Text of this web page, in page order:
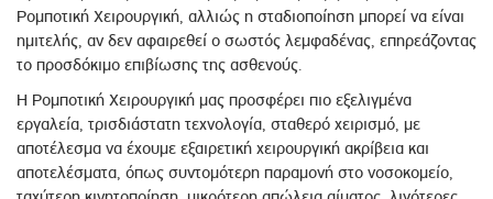
Ρομποτική Χειρουργική, αλλιώς η σταδιοποίηση μπορεί να είναι
ημιτελής, αν δεν αφαιρεθεί ο σωστός λεμφαδένας, επηρεάζοντας
το προσδόκιμο επιβίωσης της ασθενούς.
Η Ρομποτική Χειρουργική μας προσφέρει πιο εξελιγμένα
εργαλεία, τρισδιάστατη τεχνολογία, σταθερό χειρισμό, με
αποτέλεσμα να έχουμε εξαιρετική χειρουργική ακρίβεια και
αποτελέσματα, όπως συντομότερη παραμονή στο νοσοκομείο,